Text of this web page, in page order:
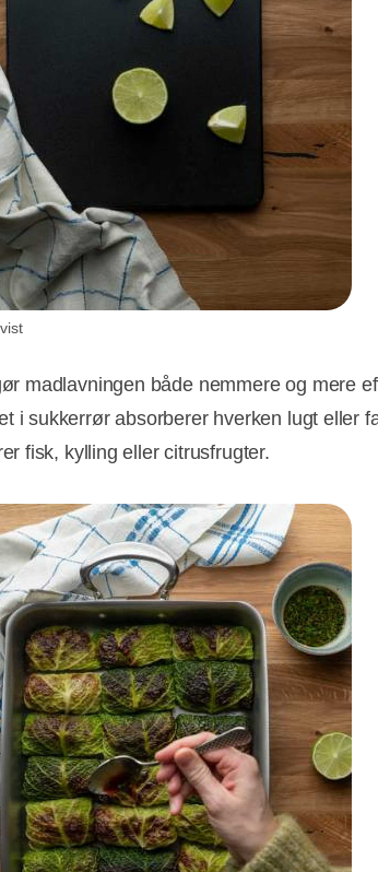
madlavningen både nemmere og mere
i sukkerrør absorberer hverken lugt eller
fisk, kylling eller citrusfrugter.